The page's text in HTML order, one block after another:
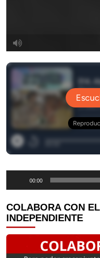
Reproductor
de
audio
00:00
COLABORA CON
INDEPENDIENTE